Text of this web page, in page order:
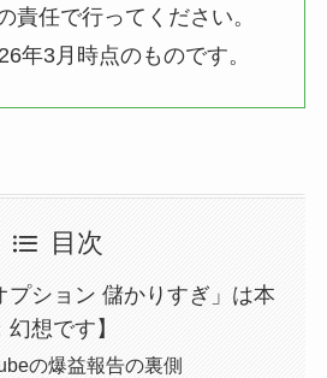
責任で行ってください。
年3月時点のものです。
目次
プション 儲かりすぎ」は本
想です】
の爆益報告の裏側